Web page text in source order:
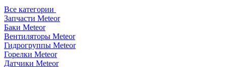
Все категории
Запчасти Meteor
Баки Meteor
Вентиляторы Meteor
Гидрогруппы Meteor
Горелки Meteor
Датчики Meteor